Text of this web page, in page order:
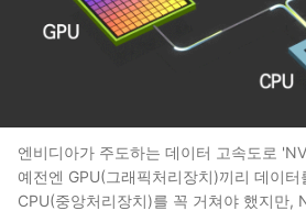
엔비디아가 주도하는 데이터 고속도로
예전엔 GPU(그래픽처리장치)끼리 데이터
CPU(중앙처리장치)를 꼭 거쳐야 했지만,